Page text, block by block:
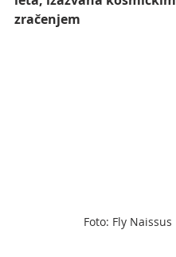
zračenjem
Foto: Fly Naissus